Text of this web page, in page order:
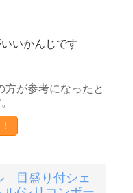
いかんじです
方が参考になったと
目盛り付シェ